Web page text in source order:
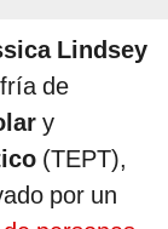
Lindsey
de
y
(TEPT),
por un